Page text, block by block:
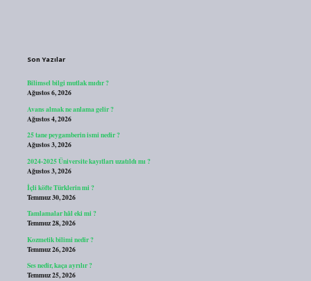
Son Yazılar
Bilimsel bilgi mutlak mıdır ?
Ağustos 6, 2026
Avans almak ne anlama gelir ?
Ağustos 4, 2026
25 tane peygamberin ismi nedir ?
Ağustos 3, 2026
2024-2025 Üniversite kayıtları uzatıldı mı ?
Ağustos 3, 2026
İçli köfte Türklerin mi ?
Temmuz 30, 2026
Tamlamalar hâl eki mi ?
Temmuz 28, 2026
Kozmetik bilimi nedir ?
Temmuz 26, 2026
Ses nedir, kaça ayrılır ?
Temmuz 25, 2026